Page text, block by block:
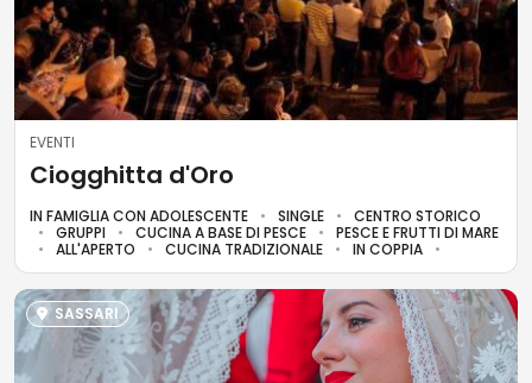
EVENTI
Ciogghitta d'Oro
IN FAMIGLIA CON ADOLESCENTE SINGLE
CENTRO STORICO
GRUPPI
CUCINA A BASE DI PESCE
PESCE E FRUTTI DI MARE
ALL'APERTO
CUCINA TRADIZIONALE IN COPPIA
SASSARI